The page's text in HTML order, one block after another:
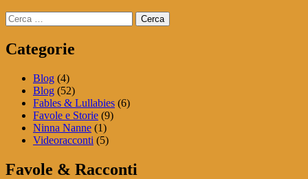
Ricerca
per:
Categorie
Blog (4)
Blog (52)
Fables & Lullabies (6)
Favole e Storie (9)
Ninna Nanne (1)
Videoracconti (5)
Favole & Racconti